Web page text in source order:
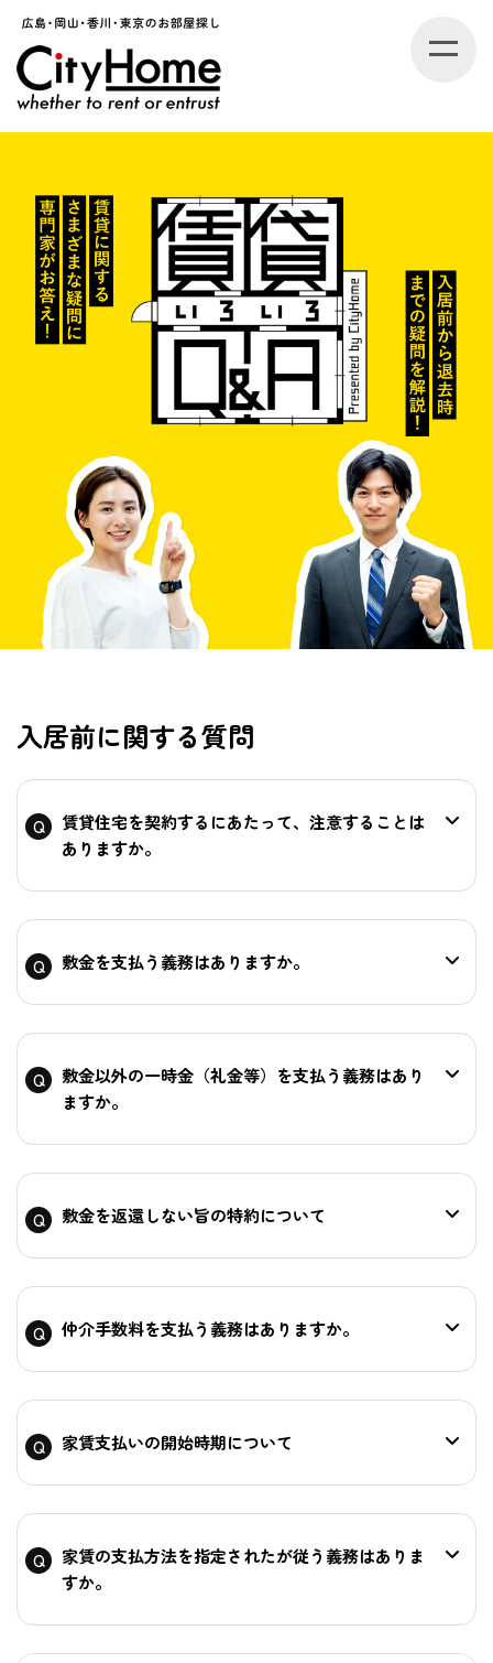
入居前に関する質問
賃貸住宅を契約するにあたって、注意することは
ありますか。
敷金を支払う義務はありますか。
敷金以外の一時金（礼金等）を支払う義務はあり
ますか。
敷金を返還しない旨の特約について
仲介手数料を支払う義務はありますか。
家賃支払いの開始時期について
家賃の支払方法を指定されたが従う義務はありま
すか。